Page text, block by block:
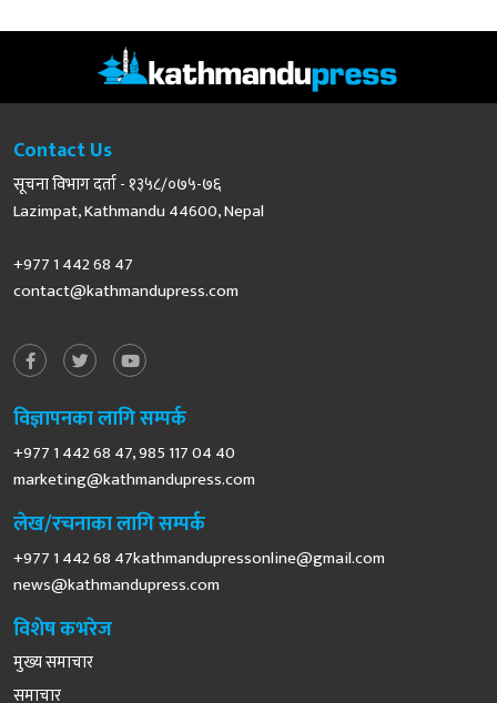
Contact Us
सूचना विभाग दर्ता - १३५८/०७५-७६
Lazimpat, Kathmandu 44600, Nepal
+977 1 442 68 47
contact@kathmandupress.com
विज्ञापनका लागि सम्पर्क
+977 1 442 68 47, 985 117 04 40
marketing@kathmandupress.com
लेख/रचनाका लागि सम्पर्क
+977 1 442 68 47kathmandupressonline@gmail.com
news@kathmandupress.com
विशेष कभरेज
मुख्य समाचार
समाचार